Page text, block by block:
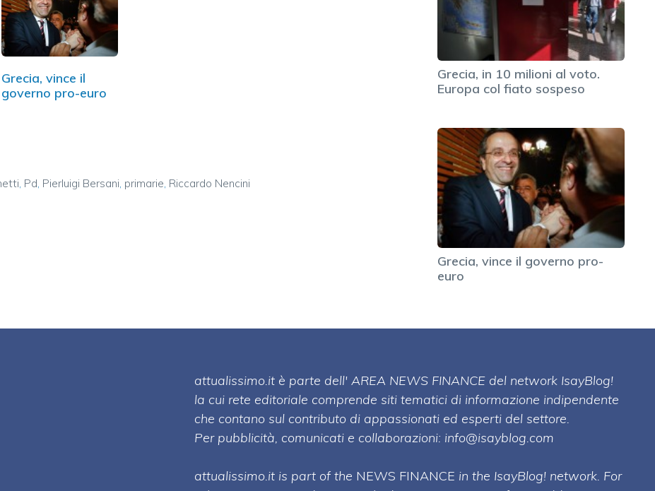
Grecia, vince il
governo pro-euro
, Pd, Pierluigi Bersani, primarie, Riccardo Nencini
Grecia, in 10 milioni al voto.
Europa col fiato sospeso
Grecia, vince il governo pro-
euro
attualissimo.it è parte dell' AREA NEWS FINANCE del network IsayBlog!
la cui rete editoriale comprende siti tematici di informazione indipendente
che contano sul contributo di appassionati ed esperti del settore.
Per pubblicità, comunicati e collaborazioni: info@isayblog.com
attualissimo.it is part of the NEWS FINANCE in the IsayBlog! network. For